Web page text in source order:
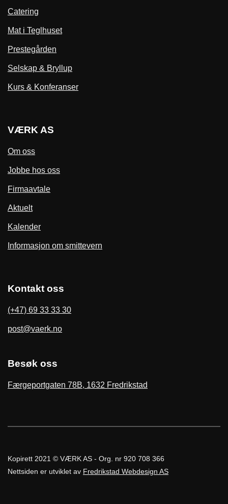
Catering
Mat i Teglhuset
Prestegården
Selskap & Bryllup
Kurs & Konferanser
VÆRK AS
Om oss
Jobbe hos oss
Firmaavtale
Aktuelt
Kalender
Informasjon om smittevern
Kontakt oss
(+47) 69 33 33 30
post@vaerk.no
Besøk oss
Færgeportgaten 78B, 1632 Fredrikstad
Kopirett 2021 © VÆRK AS - Org. nr 920 708 366
Nettsiden er utviklet av Fredrikstad Webdesign AS